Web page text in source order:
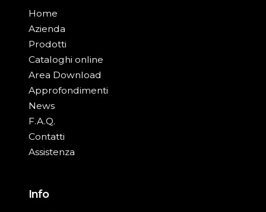
Home
Azienda
Prodotti
Cataloghi online
Area Download
Approfondimenti
News
F.A.Q.
Contatti
Assistenza
Info